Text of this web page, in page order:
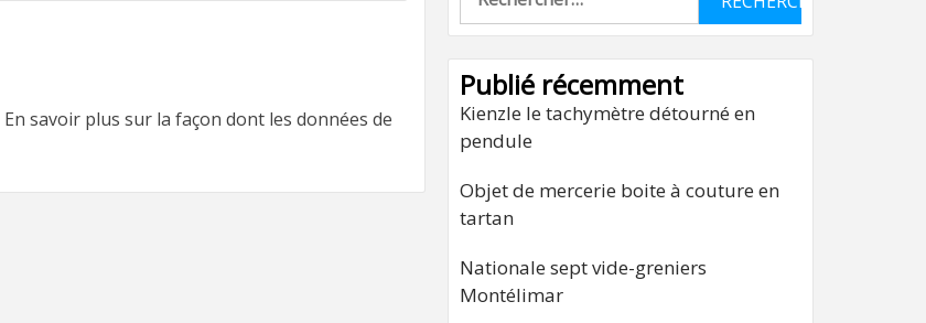
En savoir plus sur la façon dont les données de
Publié récemment
Kienzle le tachymètre détourné en
pendule
Objet de mercerie boite à couture en
tartan
Nationale sept vide-greniers
Montélimar